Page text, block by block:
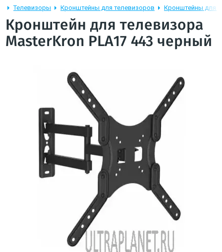
Телевизоры Кронштейны для телевизоров Кронштейны для
Кронштейн для телевизора
MasterKron PLA17 443 черный